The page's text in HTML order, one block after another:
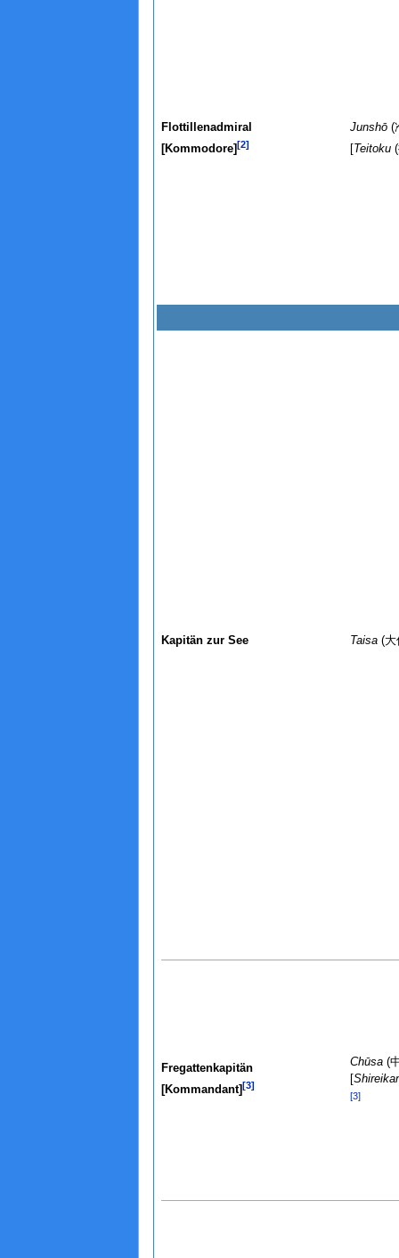
Flottillenadmiral
[Kommodore][2]
Junshō(
Teitoku(
Kapitän zur See Taisa(大
Fregattenkapitän
[Kommandant][3]
Chūsa(
[3]